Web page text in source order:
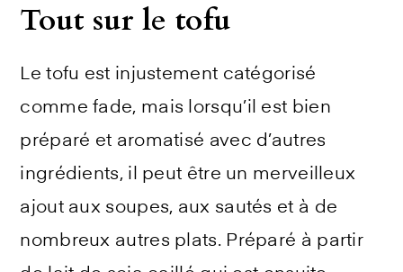
Tout sur le tofu
Le tofu est injustement catégorisé
comme fade, mais lorsqu’il est bien
préparé et aromatisé avec d’autres
ingrédients, il peut être un merveilleux
ajout aux soupes, aux sautés et à de
nombreux autres plats. Préparé à partir